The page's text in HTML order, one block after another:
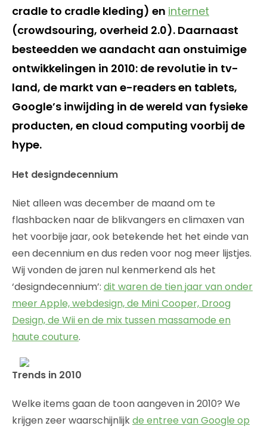
cradle to cradle kleding) en internet
(crowdsouring, overheid 2.0). Daarnaast
besteedden we aandacht aan onstuimige
ontwikkelingen in 2010: de revolutie in tv-
land, de markt van e-readers en tablets,
Google’s inwijding in de wereld van fysieke
producten, en cloud computing voorbij de
hype.
Het designdecennium
Niet alleen was december de maand om te
flashbacken naar de blikvangers en climaxen van
het voorbije jaar, ook betekende het het einde van
een decennium en dus reden voor nog meer lijstjes.
Wij vonden de jaren nul kenmerkend als het
‘designdecennium’: dit waren de tien jaar van onder
meer Apple, webdesign, de Mini Cooper, Droog
Design, de Wii en de mix tussen massamode en
haute couture.
Trends in 2010
Welke items gaan de toon aangeven in 2010? We
krijgen zeer waarschijnlijkde entree van Google op